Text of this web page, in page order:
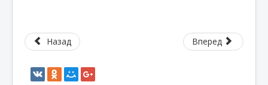
Назад Вперед